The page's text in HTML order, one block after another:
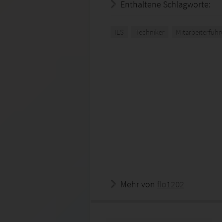
Enthaltene Schlagworte:
ILS Techniker
Mehr von flo1202